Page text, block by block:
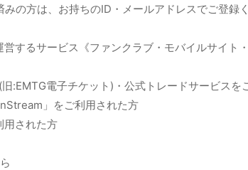
の方は、お持ちのID・メールアドレスでご登録く
するサービス《ファンクラブ・モバイルサイト
:EMTG電子チケット)・公式トレードサービスを
」をご利用された方
用された方